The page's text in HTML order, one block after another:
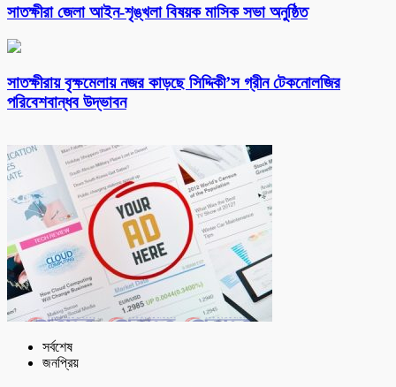
সাতক্ষীরা জেলা আইন-শৃঙ্খলা বিষয়ক মাসিক সভা অনুষ্ঠিত
সাতক্ষীরায় বৃক্ষমেলায় নজর কাড়ছে সিদ্দিকী’স গ্রীন টেকনোলজির
পরিবেশবান্ধব উদ্ভাবন
সর্বশেষ
জনপ্রিয়